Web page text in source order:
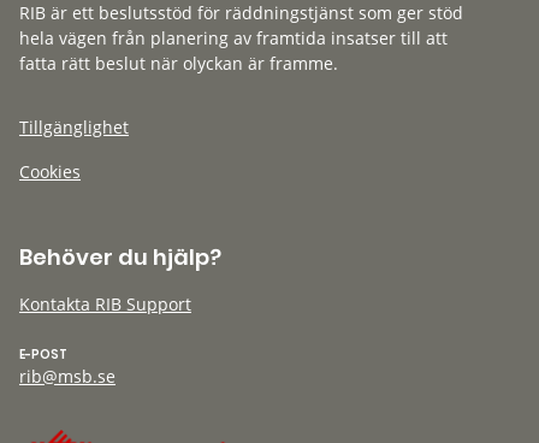
RIB är ett beslutsstöd för räddningstjänst som ger stöd
hela vägen från planering av framtida insatser till att
fatta rätt beslut när olyckan är framme.
Tillgänglighet
Cookies
Behöver du hjälp?
Kontakta RIB Support
E-POST
rib@msb.se